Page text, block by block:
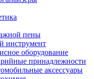
пены
инструмент
оборудование
принадлежности
аксессуары